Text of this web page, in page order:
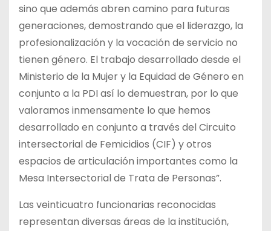
sino que además abren camino para futuras
generaciones, demostrando que el liderazgo, la
profesionalización y la vocación de servicio no
tienen género. El trabajo desarrollado desde el
Ministerio de la Mujer y la Equidad de Género en
conjunto a la PDI así lo demuestran, por lo que
valoramos inmensamente lo que hemos
desarrollado en conjunto a través del Circuito
intersectorial de Femicidios (CIF) y otros
espacios de articulación importantes como la
Mesa Intersectorial de Trata de Personas”.
Las veinticuatro funcionarias reconocidas
representan diversas áreas de la institución,